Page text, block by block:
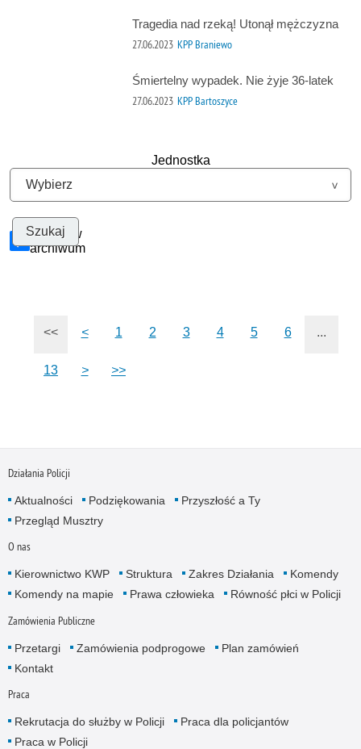
Tragedia nad rzeką! Utonął mężczyzna
27.06.2023 KPP Braniewo
Śmiertelny wypadek. Nie żyje 36-latek
27.06.2023 KPP Bartoszyce
Jednostka
Szukaj w
archiwum
<< < 1 2 3 4 5 6 ...
13 > >>
Działania Policji
Aktualności Podziękowania
Przyszłość a Ty
Przegląd Musztry
O nas
Kierownictwo KWP Struktura Zakres Działania
Komendy
Komendy na mapie
Prawa człowieka Równość płci w Policji
Zamówienia Publiczne
Przetargi Zamówienia podprogowe
Plan zamówień
Kontakt
Praca
Rekrutacja do służby w Policji
Praca dla policjantów
Praca w Policji